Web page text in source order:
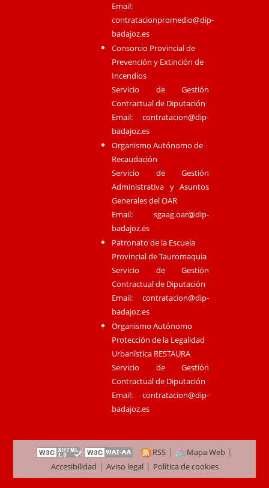
Email:
contratacionpromedio@dip-
badajoz.es
Consorcio Provincial de
Prevención y Extinción de
Incendios
Servicio de Gestión
Contractual de Diputación
Email:contratacion@dip-
badajoz.es
Organismo Autónomo de
Recaudación
Servicio de Gestión
Administrativa y Asuntos
Generales del OAR
Email:sgaag.oar@dip-
badajoz.es
Patronato de la Escuela
Provincial de Tauromaquia
Servicio de Gestión
Contractual de Diputación
Email:contratacion@dip-
badajoz.es
Organismo Autónomo
Protección de la Legalidad
Urbanística RESTAURA
Servicio de Gestión
Contractual de Diputación
Email:contratacion@dip-
badajoz.es
RSS | Mapa Web |
Accesibilidad | Aviso legal| Política de cookies